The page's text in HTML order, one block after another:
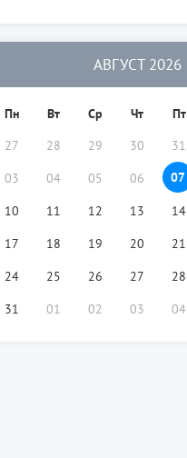
АВГУСТ 2026
Пн Вт Ср Чт Пт
27
28 29 30 31
03
04 05 06 07
10
11 12 13 14
17
18 19 20 21
24
25 26 27 28
31
01 02 03 04